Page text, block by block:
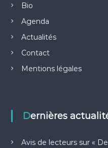
Bio
Agenda
Actualités
Contact
Mentions légales
Dernières
Avis de lecteurs sur «